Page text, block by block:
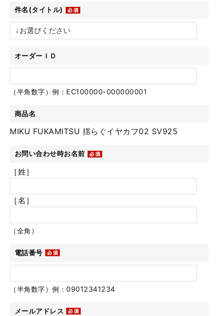
件名(タイトル)
オーダーＩＤ
（半角数字）例：EC100000-000000001
商品名
MIKU FUKAMITSU 揺らぐイヤカフ02 SV925
お問い合わせ時お名前
［姓］
［名］
（全角）
電話番号
（半角数字）例：09012341234
メールアドレス